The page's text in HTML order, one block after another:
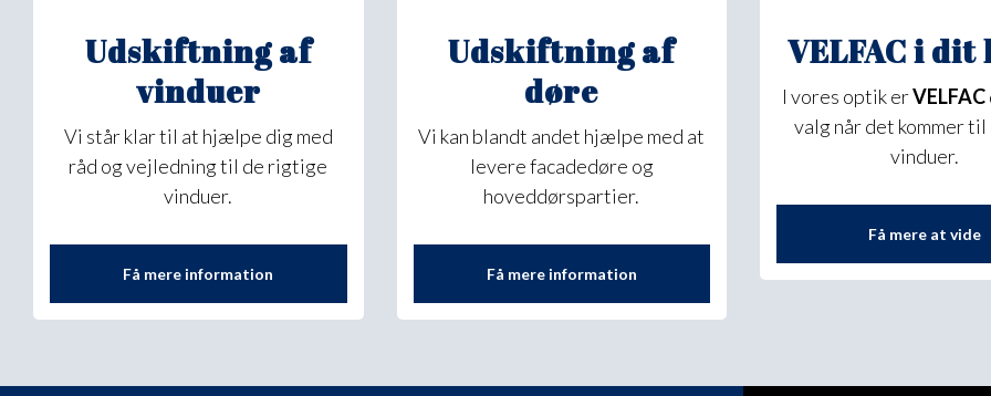
Udskiftning af
vinduer
Vi står klar til at hjælpe dig med
råd og vejledning til de rigtige
vinduer.
Få mere information​
Udskiftning af
døre
Vi kan blandt andet hjælpe med at
levere facadedøre og
hoveddørspartier.
Få mere information
VELFAC i dit
I vores optik erVELFAC
valg når det kommer
vinduer.
Få mere at vide